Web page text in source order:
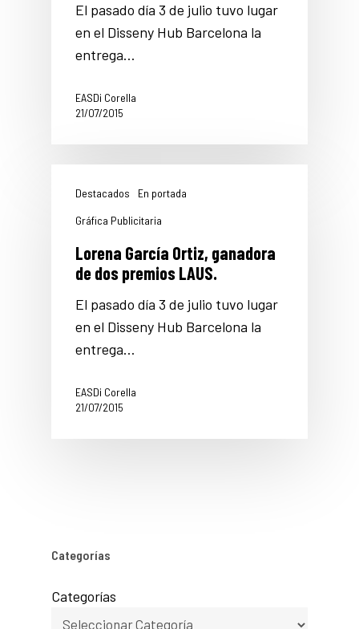
El pasado día 3 de julio tuvo lugar
en el Disseny Hub Barcelona la
entrega…
EASDi Corella
21/07/2015
Destacados
En portada
Gráfica Publicitaria
Lorena García Ortiz, ganadora
de dos premios LAUS.
El pasado día 3 de julio tuvo lugar
en el Disseny Hub Barcelona la
entrega…
EASDi Corella
21/07/2015
Categorías
Categorías